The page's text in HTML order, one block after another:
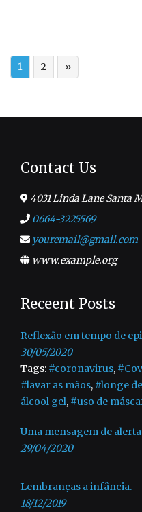
1 2 »
Contact Us
4031 Linda Lane Santa
0664-3225569
youremail@gmail.com
www.example.org
Receent Posts
Reflexão em tempo de
30/05/2020
Tags: #coronavirus,
#lavar as mãos, #longe
álcool gel, #uso de
Uma mensagem de
29/04/2020
Lembranças a infância.
18/12/2019